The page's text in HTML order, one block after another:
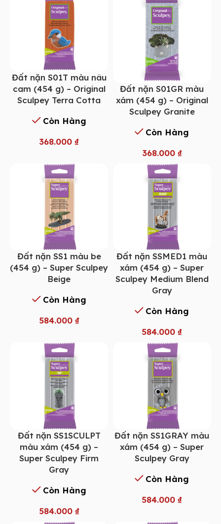
Đất nặn S01T màu nâu
cam (454 g) – Original
Sculpey Terra Cotta
Còn Hàng
368.000 ₫
Đất nặn S01GR màu
xám (454 g) – Original
Sculpey Granite
Còn Hàng
368.000 ₫
Đất nặn SS1 màu be
(454 g) – Super Sculpey
Beige
Còn Hàng
584.000 ₫
Đất nặn SSMED1 màu
xám (454 g) – Super
Sculpey Medium Blend
Gray
Còn Hàng
584.000₫
Đất nặn SS1SCULPT
màu xám (454 g) –
Super Sculpey Firm
Gray
Còn Hàng
584.000 ₫
Đất nặn SS1GRAY màu
xám (454 g) – Super
Sculpey Gray
Còn Hàng
584.000₫